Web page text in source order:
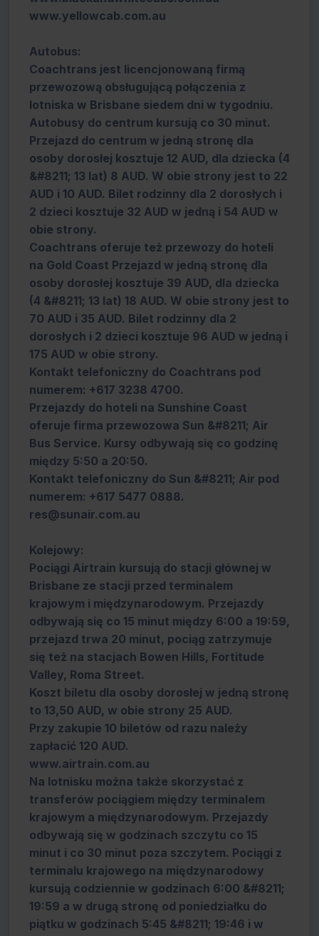
www.yellowcab.com.au
Autobus:
Coachtrans jest licencjonowaną firmą
przewozową obsługującą połączenia z
lotniska w Brisbane siedem dni w tygodniu.
Autobusy do centrum kursują co 30 minut.
Przejazd do centrum w jedną stronę dla
osoby dorosłej kosztuje 12 AUD, dla dziecka (4
&#8211; 13 lat) 8 AUD. W obie strony jest to 22
AUD i 10 AUD. Bilet rodzinny dla 2 dorosłych i
2 dzieci kosztuje 32 AUD w jedną i 54 AUD w
obie strony.
Coachtrans oferuje też przewozy do hoteli
na Gold Coast Przejazd w jedną stronę dla
osoby dorosłej kosztuje 39 AUD, dla dziecka
(4 &#8211; 13 lat) 18 AUD. W obie strony jest to
70 AUD i 35 AUD. Bilet rodzinny dla 2
dorosłych i 2 dzieci kosztuje 96 AUD w jedną i
175 AUD w obie strony.
Kontakt telefoniczny do Coachtrans pod
numerem: +617 3238 4700.
Przejazdy do hoteli na Sunshine Coast
oferuje firma przewozowa Sun &#8211; Air
Bus Service. Kursy odbywają się co godzinę
między 5:50 a 20:50.
Kontakt telefoniczny do Sun &#8211; Air pod
numerem: +617 5477 0888.
res@sunair.com.au
Kolejowy:
Pociągi Airtrain kursują do stacji głównej w
Brisbane ze stacji przed terminalem
krajowym i międzynarodowym. Przejazdy
odbywają się co 15 minut między 6:00 a 19:59,
przejazd trwa 20 minut, pociąg zatrzymuje
się też na stacjach Bowen Hills, Fortitude
Valley, Roma Street.
Koszt biletu dla osoby dorosłej w jedną stronę
to 13,50 AUD, w obie strony 25 AUD.
Przy zakupie 10 biletów od razu należy
zapłacić 120 AUD.
www.airtrain.com.au
Na lotnisku można także skorzystać z
transferów pociągiem między terminalem
krajowym a międzynarodowym. Przejazdy
odbywają się w godzinach szczytu co 15
minut i co 30 minut poza szczytem. Pociągi z
terminalu krajowego na międzynarodowy
kursują codziennie w godzinach 6:00 &#8211;
19:59 a w drugą stronę od poniedziałku do
piątku w godzinach 5:45 &#8211; 19:46 i w